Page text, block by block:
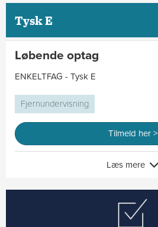
Tysk E
Løbende optag
ENKELTFAG - Tysk E
Fjernundervisning
Tilmeld her >
Læs mere